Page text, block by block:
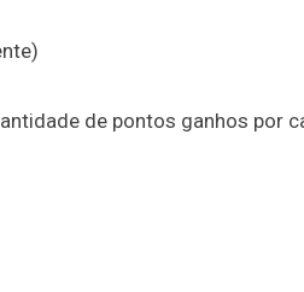
de pontos ganhos por